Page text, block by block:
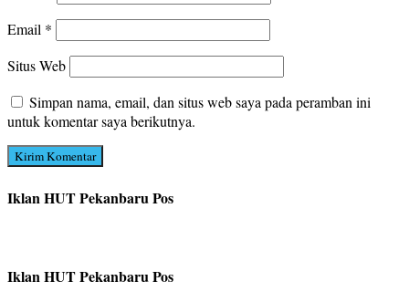
Email *
Situs Web
Simpan nama, email, dan situs web saya pada peramban ini
untuk komentar saya berikutnya.
Iklan HUT Pekanbaru Pos
Iklan HUT Pekanbaru Pos